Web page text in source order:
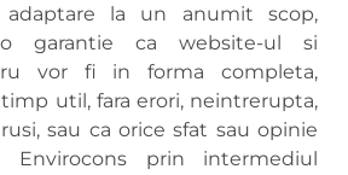
adaptare la un anumit scop,
garantie ca website-ul si
vor fi in forma completa,
util, fara erori, neintrerupta,
sau ca orice sfat sau opinie
prin intermediul